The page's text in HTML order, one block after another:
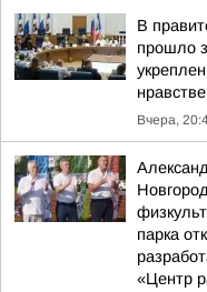
В
прошло
Вчера,
парка
«Центр